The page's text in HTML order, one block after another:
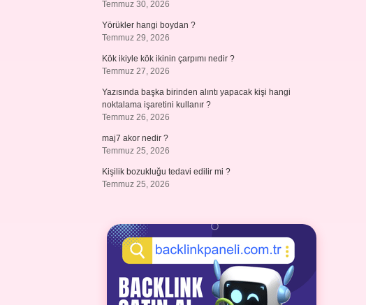
Temmuz 30, 2026
Yörükler hangi boydan ?
Temmuz 29, 2026
Kök ikiyle kök ikinin çarpımı nedir ?
Temmuz 27, 2026
Yazısında başka birinden alıntı yapacak kişi hangi
noktalama işaretini kullanır ?
Temmuz 26, 2026
maj7 akor nedir ?
Temmuz 25, 2026
Kişilik bozukluğu tedavi edilir mi ?
Temmuz 25, 2026